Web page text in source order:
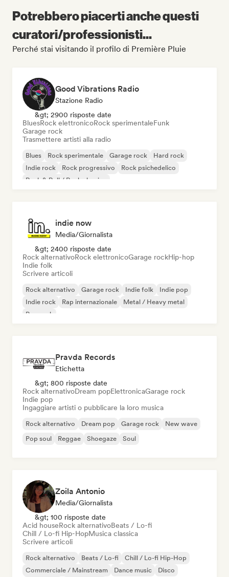
Potrebbero piacerti anche questi
curatori/professionisti...
Perché stai visitando il profilo di Première Pluie
Good Vibrations Radio
Stazione Radio
&gt; 2900 risposte date
BluesRock elettronicoRock sperimentaleFunk
Garage rock
Trasmettere artisti alla radio
Blues Rock sperimentale Garage rock
Hard rock
Indie rock
Rock progressivo
Rock psichedelico
Rock & Roll / Rock classico
indie now
Media/Giornalista
&gt; 2400 risposte date
Rock alternativoRock elettronicoGarage rockHip-hop
Indie folk
Scrivere articoli
Rock alternativo Garage rock Indie folk
Indie pop
Indie rock
Rap internazionale
Metal / Heavy metal
Pop rock
Pravda Records
Etichetta
&gt; 800 risposte date
Rock alternativoDream popElettronicaGarage rock
Indie pop
Ingaggiare artisti o pubblicare la loro musica
Rock alternativo Dream pop Garage rock
New wave
Pop soul
Reggae Shoegaze Soul
Zoila Antonio
Media/Giornalista
&gt; 100 risposte date
Acid houseRock alternativoBeats / Lo-fi
Chill / Lo-fi Hip-HopMusica classica
Scrivere articoli
Rock alternativo Beats / Lo-fi
Chill / Lo-fi Hip-Hop
Commerciale / Mainstream
Dance music
Disco